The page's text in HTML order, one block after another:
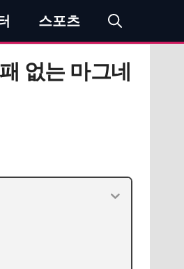
스포츠
없는 마그네